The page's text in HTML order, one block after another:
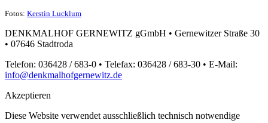
Fotos: Kerstin Lucklum
DENKMALHOF GERNEWITZ gGmbH • Gernewitzer Straße 30
• 07646 Stadtroda
Telefon: 036428 / 683-0 • Telefax: 036428 / 683-30 • E-Mail:
info@denkmalhofgernewitz.de
Akzeptieren
Diese Website verwendet ausschließlich technisch notwendige